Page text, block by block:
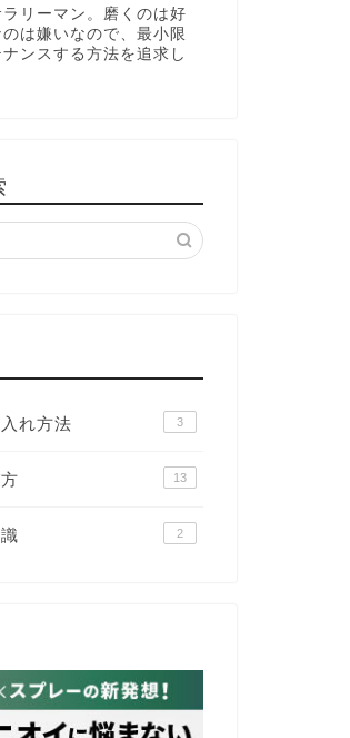
リーマン。磨くのは好
は嫌いなので、最小限
ンスする方法を追求し
れ方法 3
13
2